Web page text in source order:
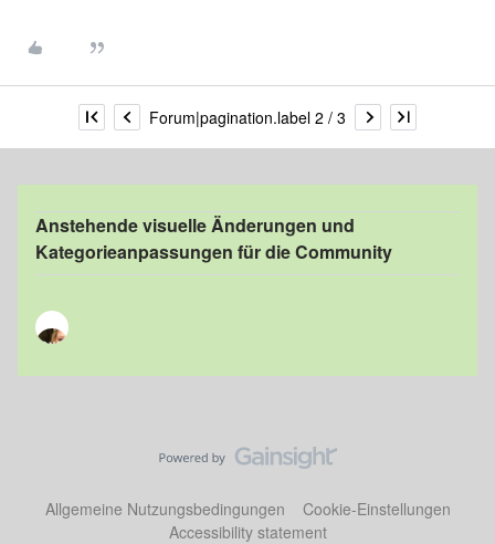
Forum|pagination.label 2 / 3
Anstehende visuelle Änderungen und
Kategorieanpassungen für die Community
Allgemeine Nutzungsbedingungen
Cookie-Einstellungen
Accessibility statement